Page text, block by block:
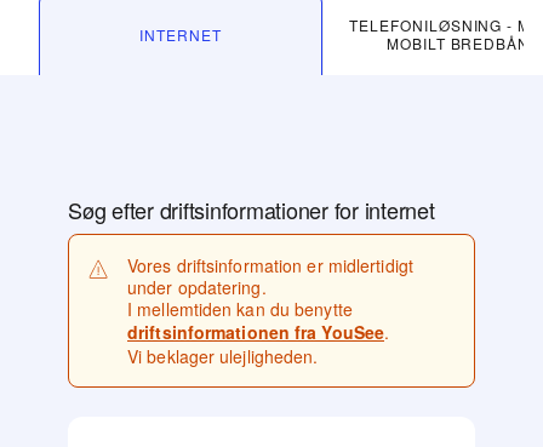
INTERNET
TELEFONILØSNING -
MOBILT BREDBÅND
Søg efter driftsinformationer for internet
Vores driftsinformation er midlertidigt
under opdatering.
I mellemtiden kan du benytte
driftsinformationen fra YouSee.
Vi beklager ulejligheden.